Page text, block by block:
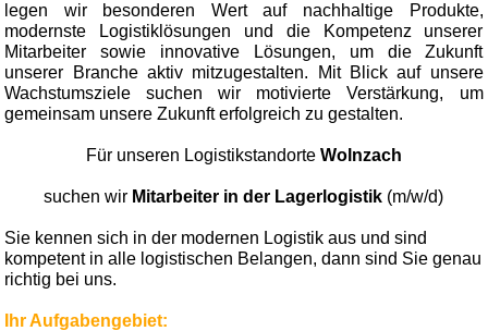
legen wir besonderen Wert auf nachhaltige Produkte,
modernste Logistiklösungen und die Kompetenz unserer
Mitarbeiter sowie innovative Lösungen, um die Zukunft
unserer Branche aktiv mitzugestalten. Mit Blick auf unsere
Wachstumsziele suchen wir motivierte Verstärkung, um
gemeinsam unsere Zukunft erfolgreich zu gestalten.
Für unseren Logistikstandorte Wolnzach
suchen wir Mitarbeiter in der Lagerlogistik (m/w/d)
Sie kennen sich in der modernen Logistik aus und sind
kompetent in alle logistischen Belangen, dann sind Sie genau
richtig bei uns.
Ihr Aufgabengebiet: